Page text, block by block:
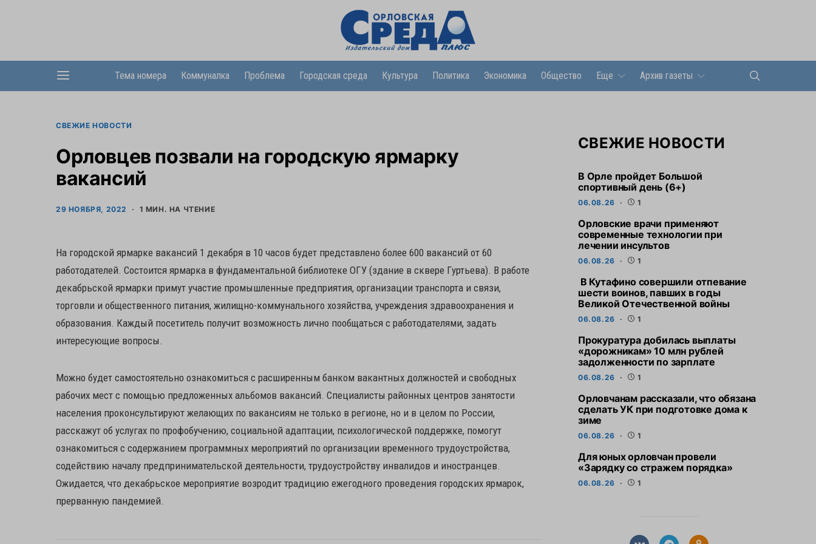
Тема номера Коммуналка Проблема Городская среда Культура Политика Экономика Общество Еще Архив газеты
СВЕЖИЕ НОВОСТИ
Орловцев позвали на городскую ярмарку
вакансий
29 НОЯБРЯ, 2022 1 МИН. НА ЧТЕНИЕ
На городской ярмарке вакансий 1 декабря в 10 часов будет представлено более 600 вакансий от 60
работодателей. Состоится ярмарка в фундаментальной библиотеке ОГУ (здание в сквере Гуртьева). В работе
декабрьской ярмарки примут участие промышленные предприятия, организации транспорта и связи,
торговли и общественного питания, жилищно-коммунального хозяйства, учреждения здравоохранения и
образования. Каждый посетитель получит возможность лично пообщаться с работодателями, задать
интересующие вопросы.
Можно будет самостоятельно ознакомиться с расширенным банком вакантных должностей и свободных
рабочих мест с помощью предложенных альбомов вакансий. Специалисты районных центров занятости
населения проконсультируют желающих по вакансиям не только в регионе, но и в целом по России,
расскажут об услугах по профобучению, социальной адаптации, психологической поддержке, помогут
ознакомиться с содержанием программных мероприятий по организации временного трудоустройства,
содействию началу предпринимательской деятельности, трудоустройству инвалидов и иностранцев.
Ожидается, что декабрьское мероприятие возродит традицию ежегодного проведения городских ярмарок,
прерванную пандемией.
СВЕЖИЕ НОВОСТИ
В Орле пройдет Большой
спортивный день (6+)
06.08.26 1
Орловские врачи применяют
современные технологии при
лечении инсультов
06.08.26 1
В Кутафино совершили отпевание
шести воинов, павших в годы
Великой Отечественной войны
06.08.26 1
Прокуратура добилась выплаты
«дорожникам» 10 млн рублей
задолженности по зарплате
06.08.26 1
Орловчанам рассказали, что обязана
сделать УК при подготовке дома к
зиме
06.08.26 1
Для юных орловчан провели
«Зарядку со стражем порядка»
06.08.26 1